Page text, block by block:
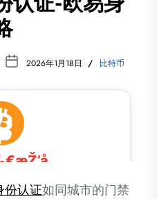
2026年1月18日 比特币
份认证如同城市的门禁